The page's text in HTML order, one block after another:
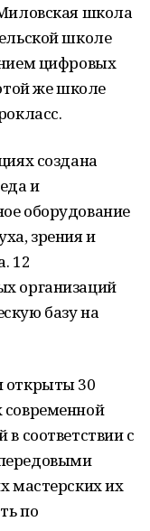
школа
школе
цифровых
же школе
создана
и
оборудование
зрения и
12
организаций
базу на
открыты 30
соответствии с
мастерских их
по